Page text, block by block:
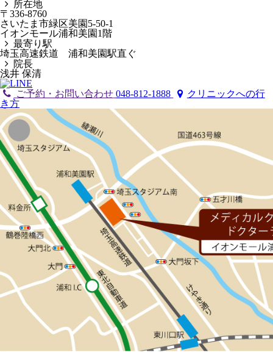
所在地
〒336-8760
さいたま市緑区美園5-50-1
イオンモール浦和美園1階
最寄り駅
埼玉高速鉄道 浦和美園駅直ぐ
院長
浅井 保清
ご予約・お問い合わせ 048-812-1888
クリニックへの行
き方